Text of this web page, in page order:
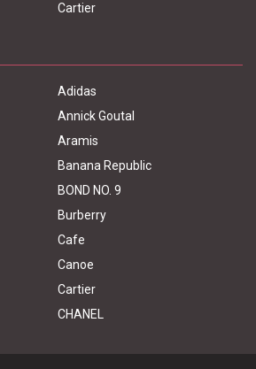
Cartier
Adidas
Annick Goutal
Aramis
Banana Republic
BOND NO. 9
Burberry
Cafe
Canoe
Cartier
CHANEL